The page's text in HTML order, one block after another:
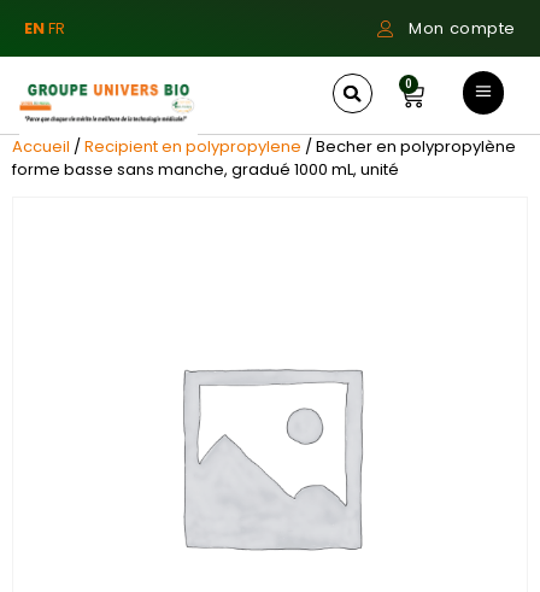
ENFR Mon compte
0
Accueil /Recipient en polypropylene / Becher en polypropylène
forme basse sans manche, gradué 1000 mL, unité